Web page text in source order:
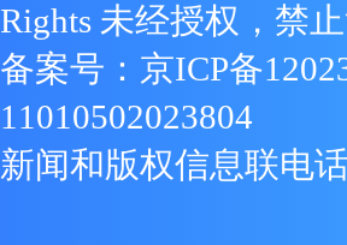
Rights 未经授权，禁
备案号： 京ICP备
11010502023804
新闻和版权信息联电